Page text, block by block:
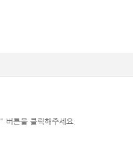
버튼을 클릭해주세요.